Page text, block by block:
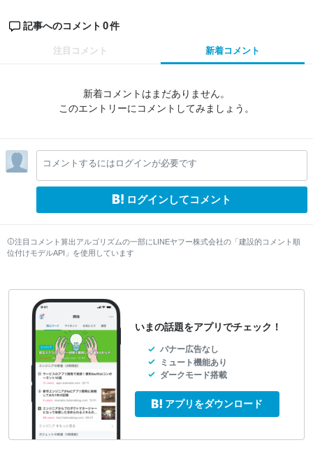
記事へのコメント 0件
注目コメント 新着コメント
新着コメントはまだありません。
このエントリーにコメントしてみましょう。
コメントするにはログインが必要です
ログインしてコメント
注目コメント算出アルゴリズムの一部にLINEヤフー株式会社の「建設的コメント順
位付けモデルAPI」を使用しています
いまの話題をアプリでチェック！
バナー広告なし
ミュート機能あり
ダークモード搭載
アプリをダウンロード